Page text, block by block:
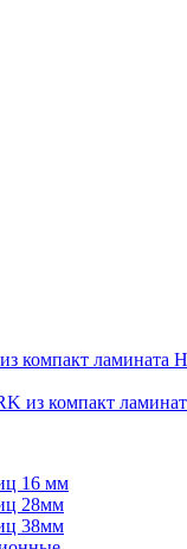
компакт ламината
из компакт
16 мм
28мм
38мм